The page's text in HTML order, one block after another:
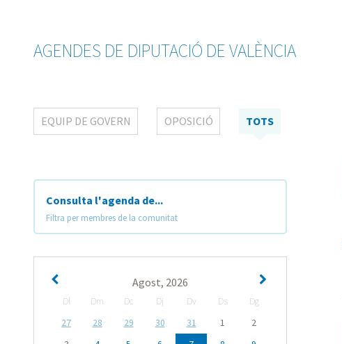
AGENDES DE DIPUTACIÓ DE VALÈNCIA
EQUIP DE GOVERN OPOSICIÓ TOTS
Consulta l'agenda de...
Filtra per membres de la comunitat
Agost, 2026
Dl Dm Dc Dj Dv Ds
Dg
27
28 29 30 31 1
2